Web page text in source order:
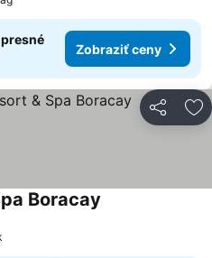
Zobraziť ceny
Zdieľať
Boracay